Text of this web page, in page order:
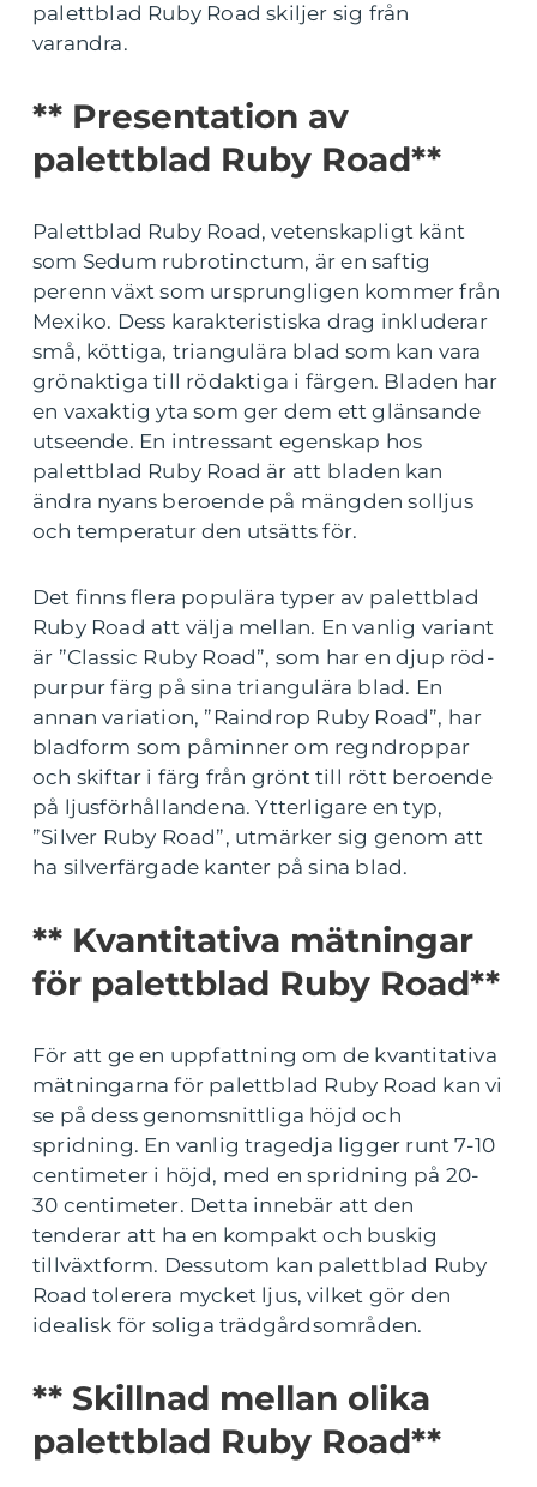
palettblad Ruby Road skiljer sig från
varandra.
** Presentation av
palettblad Ruby Road**
Palettblad Ruby Road, vetenskapligt känt
som Sedum rubrotinctum, är en saftig
perenn växt som ursprungligen kommer från
Mexiko. Dess karakteristiska drag inkluderar
små, köttiga, triangulära blad som kan vara
grönaktiga till rödaktiga i färgen. Bladen har
en vaxaktig yta som ger dem ett glänsande
utseende. En intressant egenskap hos
palettblad Ruby Road är att bladen kan
ändra nyans beroende på mängden solljus
och temperatur den utsätts för.
Det finns flera populära typer av palettblad
Ruby Road att välja mellan. En vanlig variant
är ”Classic Ruby Road”, som har en djup röd-
purpur färg på sina triangulära blad. En
annan variation, ”Raindrop Ruby Road”, har
bladform som påminner om regndroppar
och skiftar i färg från grönt till rött beroende
på ljusförhållandena. Ytterligare en typ,
”Silver Ruby Road”, utmärker sig genom att
ha silverfärgade kanter på sina blad.
** Kvantitativa mätningar
för palettblad Ruby Road**
För att ge en uppfattning om de kvantitativa
mätningarna för palettblad Ruby Road kan vi
se på dess genomsnittliga höjd och
spridning. En vanlig tragedja ligger runt 7-10
centimeter i höjd, med en spridning på 20-
30 centimeter. Detta innebär att den
tenderar att ha en kompakt och buskig
tillväxtform. Dessutom kan palettblad Ruby
Road tolerera mycket ljus, vilket gör den
idealisk för soliga trädgårdsområden.
** Skillnad mellan olika
palettblad Ruby Road**